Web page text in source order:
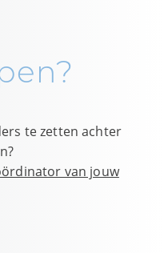
te zetten achter
van jouw